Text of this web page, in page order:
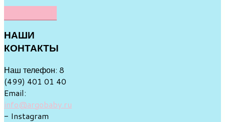
НАШИ
КОНТАКТЫ
Наш телефон: 8
(499) 401 01 40
Email:
info@argobaby.ru
- Instagram